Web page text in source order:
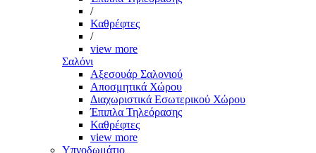
/
Καθρέφτες
/
view more
Σαλόνι
Αξεσουάρ Σαλονιού
Αποσμητικά Χώρου
Διαχωριστικά Εσωτερικού Χώρου
Έπιπλα Τηλεόρασης
Καθρέφτες
view more
Υπνοδωμάτιο